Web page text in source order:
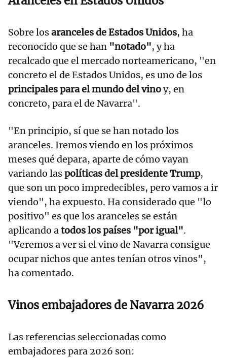
Sobre losaranceles de Estados Unidos, ha
reconocido que se han "notado", y ha
recalcado que el mercado norteamericano, "en
concreto el de Estados Unidos, es uno de los
principales para el mundo del vinoy, en
concreto, para el de Navarra".
"En principio, sí que se han notado los
aranceles. Iremos viendo en los próximos
meses qué depara, aparte de cómo vayan
variando laspolíticas del presidente Trump,
que son un poco impredecibles, pero vamos a ir
viendo", ha expuesto. Ha considerado que "lo
positivo" es que los aranceles se están
aplicando atodos los países "por igual".
"Veremos a ver si el vino de Navarra consigue
ocupar nichos que antes tenían otros vinos",
ha comentado.
Vinos embajadores de Navarra 2026
Las referencias seleccionadas como
embajadores para 2026 son: